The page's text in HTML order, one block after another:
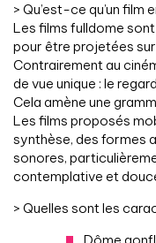
> Qu’est-ce qu’un film
Les films fulldome
pour être projetées
Contrairement au
de vue unique : le
Cela amène une
Les films proposés
synthèse, des formes
sonores,
contemplative et
> Quelles sont les